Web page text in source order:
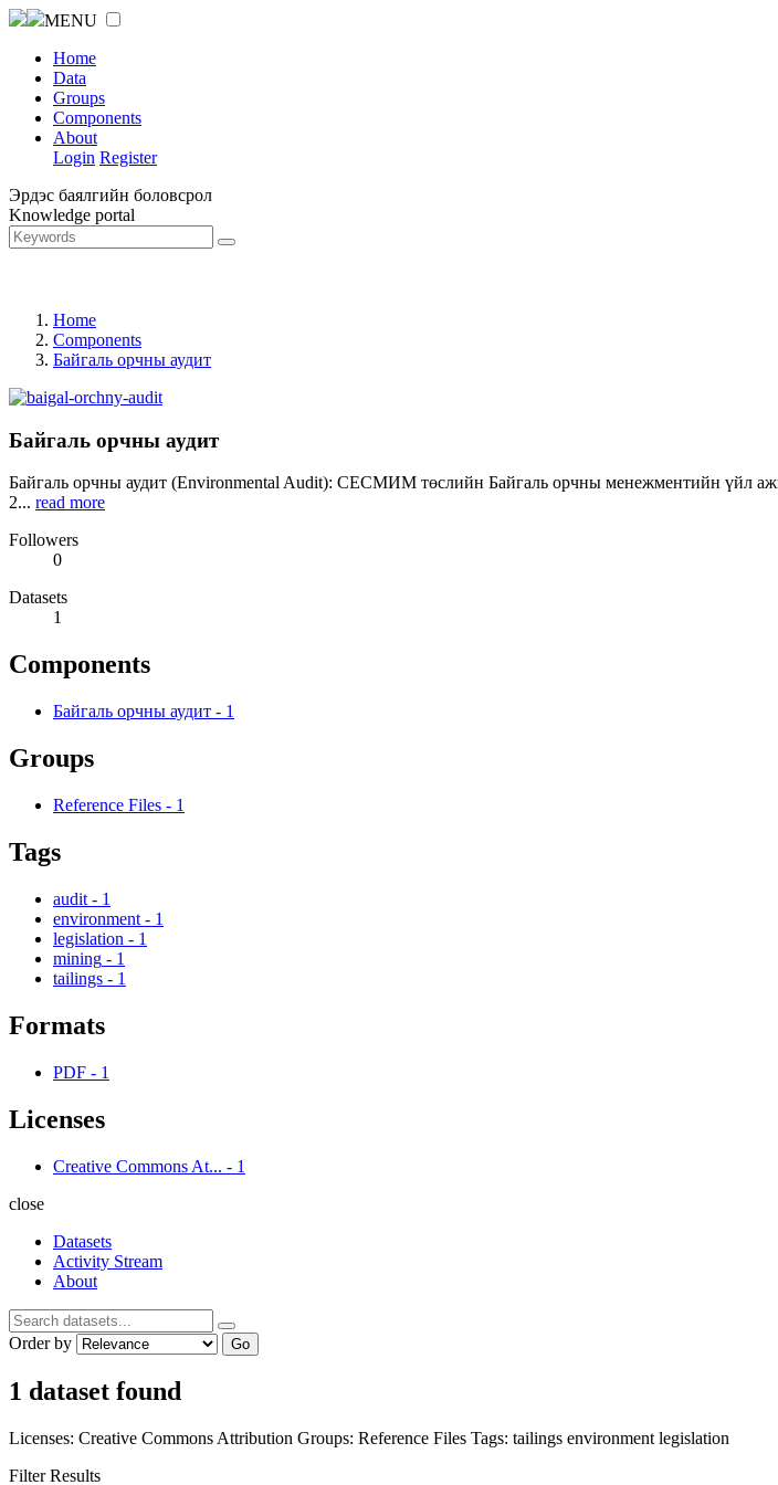
MENU
Home
Data
Groups
Components
About
Login Register
Эрдэс баялгийн боловсрол
Knowledge portal
Home
Components
Байгаль орчны аудит
Байгаль орчны аудит
Байгаль орчны аудит (Environmental Audit): СЕСМИМ төслийн Байгаль орчны менежментийн үйл
2... read more
Followers
0
Datasets
1
Components
Байгаль орчны аудит - 1
Groups
Reference Files - 1
Tags
audit - 1
environment - 1
legislation - 1
mining - 1
tailings - 1
Formats
PDF - 1
Licenses
Creative Commons At... - 1
close
Datasets
Activity Stream
About
Order by Go
1 dataset found
Licenses: Creative Commons Attribution Groups: Reference Files Tags: tailings environment legislation
Filter Results